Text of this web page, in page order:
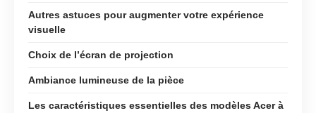
Autres astuces pour augmenter votre expérience
visuelle
Choix de l’écran de projection
Ambiance lumineuse de la pièce
Les caractéristiques essentielles des modèles Acer à